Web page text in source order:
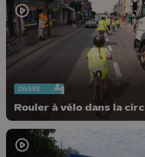
DIVERS
Rouler à vélo dans la